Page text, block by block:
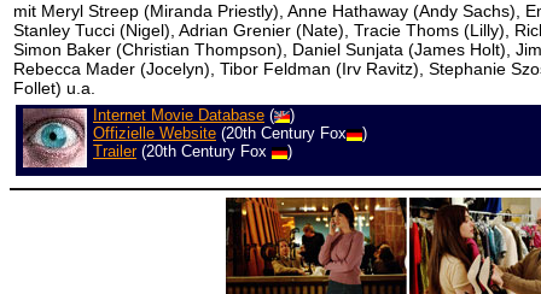
mit Meryl Streep (Miranda Priestly), Anne Hathaway (Andy Sachs),
Stanley Tucci (Nigel), Adrian Grenier (Nate), Tracie Thoms (Lilly),
Simon Baker (Christian Thompson), Daniel Sunjata (James Holt),
Rebecca Mader (Jocelyn), Tibor Feldman (Irv Ravitz), Stephanie
Follet) u.a.
Internet Movie Database (
)
Offizielle Website (20th Century Fox
)
Trailer(20th Century Fox )